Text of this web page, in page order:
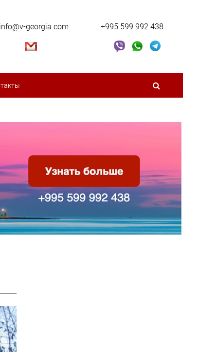
georgia.com +995 599 992 438